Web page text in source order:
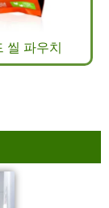
씰 파우치